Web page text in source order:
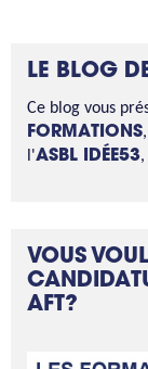
LE BLOG
Ce blog vous
FORMATIONS
l'ASBL IDÉE53
VOUS
AFT?